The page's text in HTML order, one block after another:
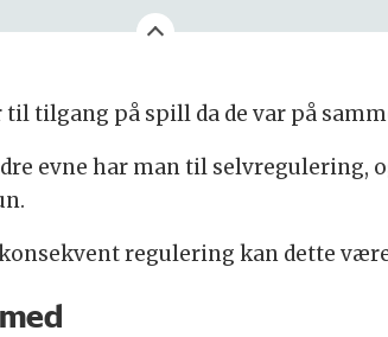
tilgang på spill da de var på
evne har man til selvregulering,
regulering kan dette